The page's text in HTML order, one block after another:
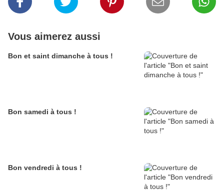
Vous aimerez aussi
Bon et saint dimanche à tous !
Bon samedi à tous !
Bon vendredi à tous !